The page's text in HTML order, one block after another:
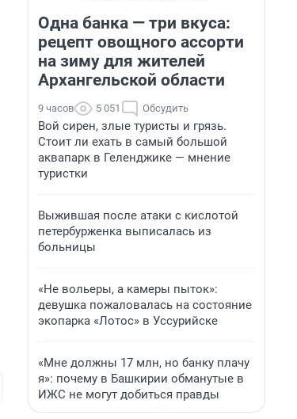
Одна банка — три вкуса:
рецепт овощного ассорти
на зиму для жителей
Архангельской области
9 часов 5 051 Обсудить
Вой сирен, злые туристы и грязь.
Стоит ли ехать в самый большой
аквапарк в Геленджике — мнение
туристки
Выжившая после атаки с кислотой
петербурженка выписалась из
больницы
«Не вольеры, а камеры пыток»:
девушка пожаловалась на состояние
экопарка «Лотос» в Уссурийске
«Мне должны 17 млн, но банку плачу
я»: почему в Башкирии обманутые в
ИЖС не могут добиться правды